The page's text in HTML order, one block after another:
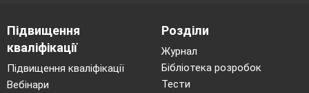
Підвищення
кваліфікації
Підвищення кваліфікації
Вебінари
Розділи
Журнал
Бібліотека розробок
Тести